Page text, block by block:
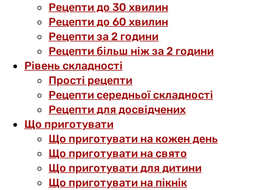
Рецепти до 30 хвилин
Рецепти до 60 хвилин
Рецепти за 2 години
Рецепти більш ніж за 2 години
Рівень складності
Прості рецепти
Рецепти середньої складності
Рецепти для досвідчених
Що приготувати
Що приготувати на кожен день
Що приготувати на свято
Що приготувати для дитини
Що приготувати на пікнік